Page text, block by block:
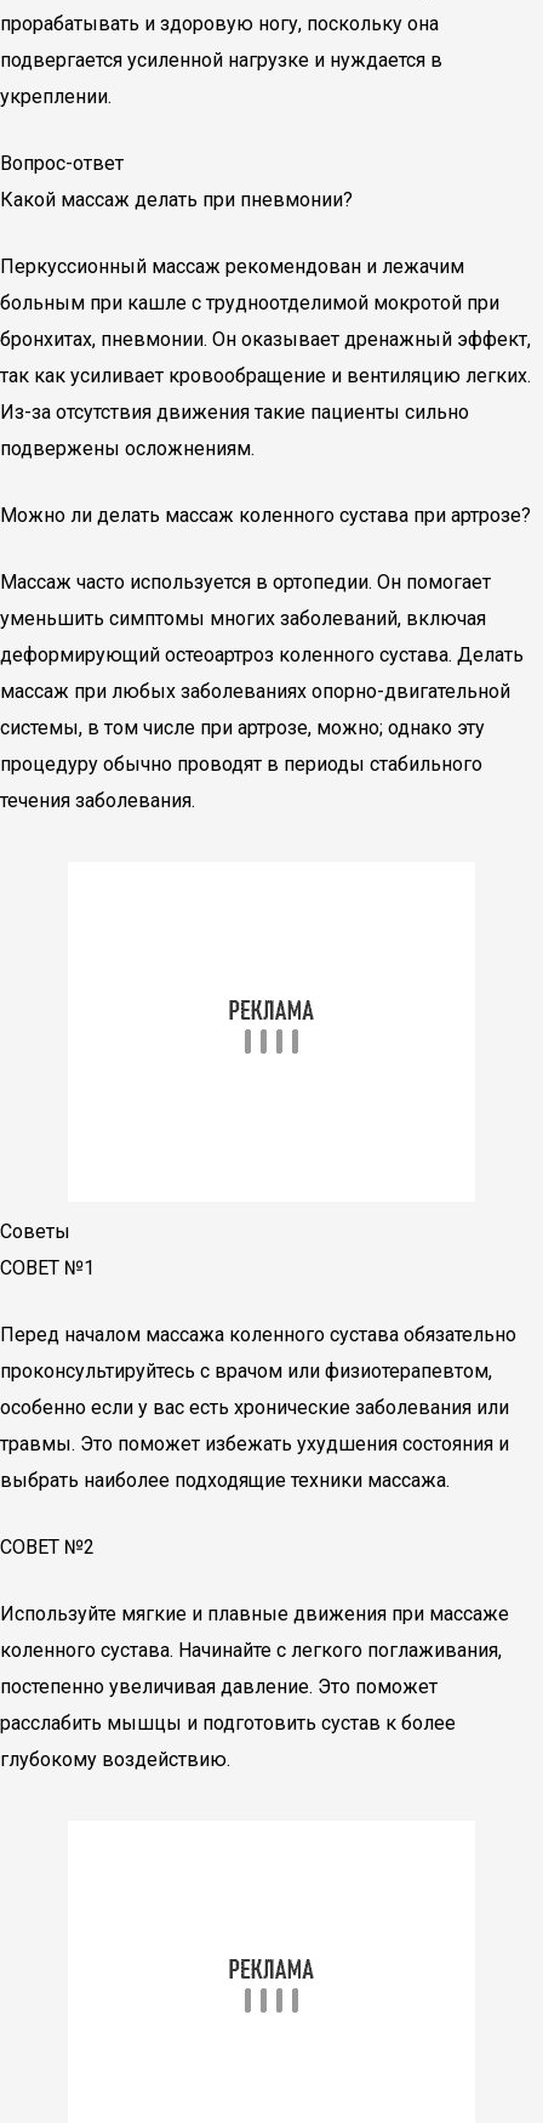
прорабатывать и здоровую ногу, поскольку она
подвергается усиленной нагрузке и нуждается в
укреплении.
Вопрос-ответ
Какой массаж делать при пневмонии?
Перкуссионный массаж рекомендован и лежачим
больным при кашле с трудноотделимой мокротой при
бронхитах, пневмонии. Он оказывает дренажный эффект,
так как усиливает кровообращение и вентиляцию легких.
Из-за отсутствия движения такие пациенты сильно
подвержены осложнениям.
Можно ли делать массаж коленного сустава при артрозе?
Массаж часто используется в ортопедии. Он помогает
уменьшить симптомы многих заболеваний, включая
деформирующий остеоартроз коленного сустава. Делать
массаж при любых заболеваниях опорно-двигательной
системы, в том числе при артрозе, можно; однако эту
процедуру обычно проводят в периоды стабильного
течения заболевания.
Советы
СОВЕТ №1
Перед началом массажа коленного сустава обязательно
проконсультируйтесь с врачом или физиотерапевтом,
особенно если у вас есть хронические заболевания или
травмы. Это поможет избежать ухудшения состояния и
выбрать наиболее подходящие техники массажа.
СОВЕТ №2
Используйте мягкие и плавные движения при массаже
коленного сустава. Начинайте с легкого поглаживания,
постепенно увеличивая давление. Это поможет
расслабить мышцы и подготовить сустав к более
глубокому воздействию.